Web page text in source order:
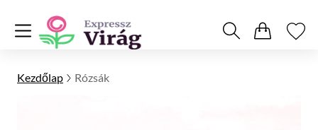
Kezdőlap Rózsák